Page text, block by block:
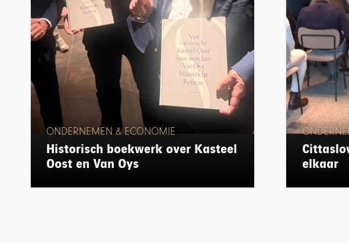
ONDERNEMEN & ECONOMIE
Historisch boekwerk over Kasteel
Oost en Van Oys
elkaar